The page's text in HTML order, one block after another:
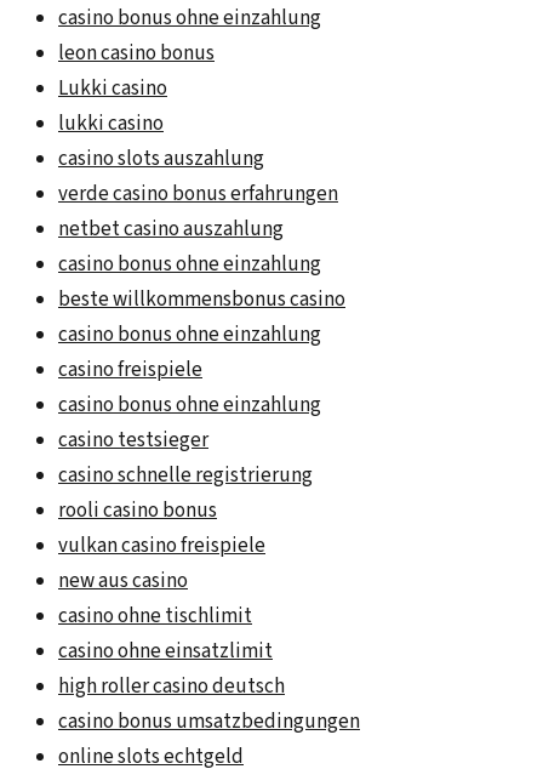
casino bonus ohne einzahlung
leon casino bonus
Lukki casino
lukki casino
casino slots auszahlung
verde casino bonus erfahrungen
netbet casino auszahlung
casino bonus ohne einzahlung
beste willkommensbonus casino
casino bonus ohne einzahlung
casino freispiele
casino bonus ohne einzahlung
casino testsieger
casino schnelle registrierung
rooli casino bonus
vulkan casino freispiele
new aus casino
casino ohne tischlimit
casino ohne einsatzlimit
high roller casino deutsch
casino bonus umsatzbedingungen
online slots echtgeld